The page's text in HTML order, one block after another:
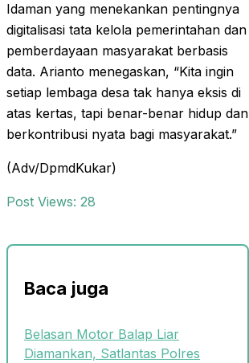
Idaman yang menekankan pentingnya
digitalisasi tata kelola pemerintahan dan
pemberdayaan masyarakat berbasis
data. Arianto menegaskan, “Kita ingin
setiap lembaga desa tak hanya eksis di
atas kertas, tapi benar-benar hidup dan
berkontribusi nyata bagi masyarakat.”
(Adv/DpmdKukar)
Post Views: 28
Baca juga
Belasan Motor Balap Liar
Diamankan, Satlantas Polres